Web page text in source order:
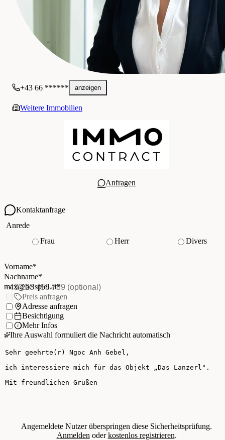
+43 66 ****** anzeigen
Weitere Immobilien
Anfragen
Kontaktanfrage
Ihre Kontaktdaten
Anrede
Frau
Herr
Divers
Vorname*
Nachname
Nachname*
E-Mail*(Pflichtfeld)
max@beispiel.at*
Telefon(optional)
Ich möchte:
Preis anfragen
Adresse anfragen
Besichtigung
Mehr Infos
Ihre Auswahl formuliert die Nachricht automatisch
Ihre Nachricht
Angemeldete Nutzer überspringen diese Sicherheitsprüfung.
Anmelden oderkostenlos registrieren.